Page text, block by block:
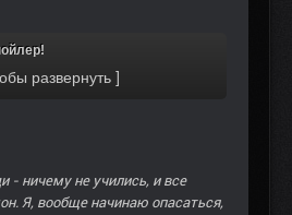
- ничему не учились, и все
Я, вообще начинаю опасаться,